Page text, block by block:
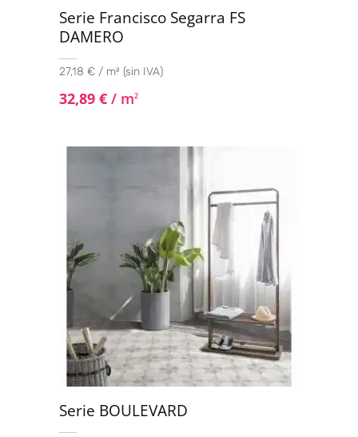
Serie Francisco Segarra FS
DAMERO
27,18 € / m² (sin IVA)
32,89 € / m2
Serie BOULEVARD